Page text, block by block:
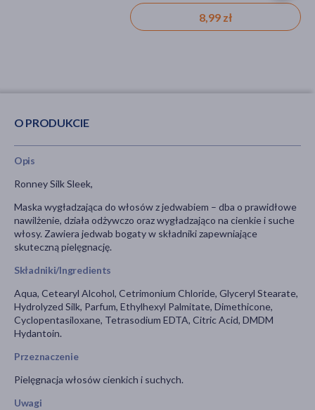
8,99 zł
O PRODUKCIE
Opis
Ronney Silk Sleek,
Maska wygładzająca do włosów z jedwabiem – dba o prawidłowe
nawilżenie, działa odżywczo oraz wygładzająco na cienkie i suche
włosy. Zawiera jedwab bogaty w składniki zapewniające
skuteczną pielęgnację.
Składniki/Ingredients
Aqua, Cetearyl Alcohol, Cetrimonium Chloride, Glyceryl Stearate,
Hydrolyzed Silk, Parfum, Ethylhexyl Palmitate, Dimethicone,
Cyclopentasiloxane, Tetrasodium EDTA, Citric Acid, DMDM
Hydantoin.
Przeznaczenie
Pielęgnacja włosów cienkich i suchych.
Uwagi